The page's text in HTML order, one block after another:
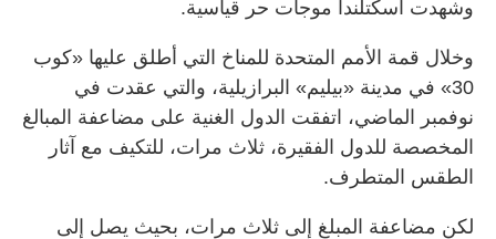
وشهدت أسكتلندا موجات حر قياسية.
وخلال قمة الأمم المتحدة للمناخ التي أطلق عليها «كوب
30» في مدينة «بيليم» البرازيلية، والتي عقدت في
نوفمبر الماضي، اتفقت الدول الغنية على مضاعفة المبالغ
المخصصة للدول الفقيرة، ثلاث مرات، للتكيف مع آثار
الطقس المتطرف.
لكن مضاعفة المبلغ إلى ثلاث مرات، بحيث يصل إلى